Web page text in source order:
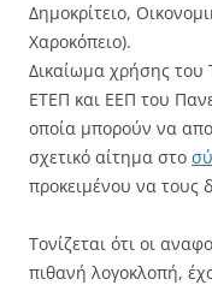
Δημοκρίτειο,
Χαροκόπειο).
Δικαίωμα χρήσης
ΕΤΕΠ και ΕΕΠ του
οποία μπορούν να
σχετικό αίτημα στο
προκειμένου να τους
Τονίζεται ότι οι
πιθανή λογοκλοπή,